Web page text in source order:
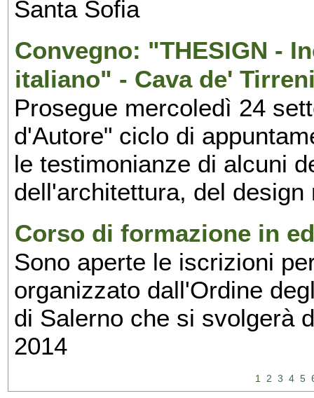
Santa Sofia
Convegno: "THESIGN -
italiano" - Cava de'
Prosegue mercoledì 24
d'Autore" ciclo di
le testimonianze di alcuni
dell'architettura, del
Corso di formazione in
Sono aperte le iscrizioni
organizzato dall'Ordine
di Salerno che si svolgerà
2014
1 2 3 4 5